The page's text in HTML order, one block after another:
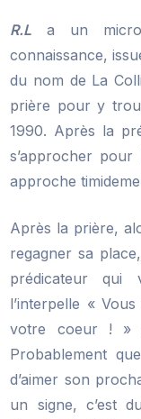
R.L a un
connaissance,
du nom de La
prière pour y
1990. Après la
s’approcher pour
approche
Après la prière,
regagner sa
prédicateur
l’interpelle «
votre coeur ! »
Probablement
d’aimer son
un signe, c’est